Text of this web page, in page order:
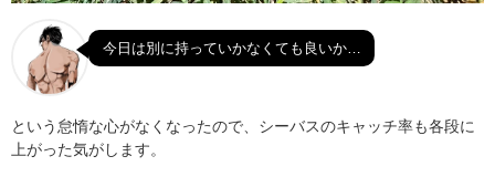
今日は別に持っていかなくても良いか…
という怠惰な心がなくなったので、シーバスのキャッチ率も各段に
上がった気がします。